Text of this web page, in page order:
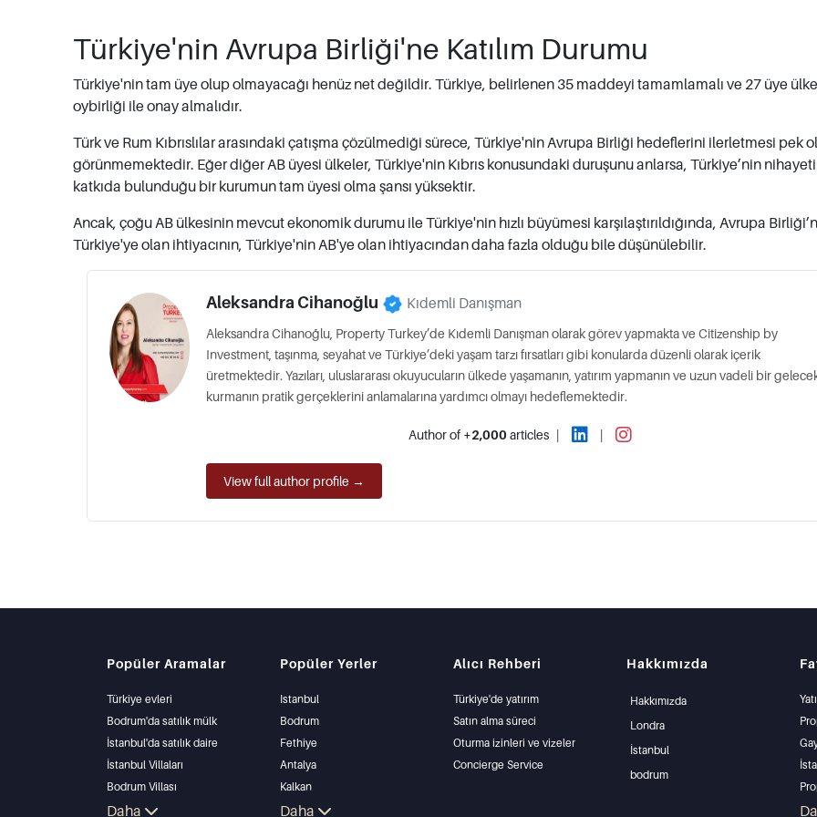
Türkiye'nin Avrupa Birliği'ne Katılım Durumu
Türkiye'nin tam üye olup olmayacağı henüz net değildir. Türkiye, belirlenen 35 maddeyi tamamlamalı ve 27 üye
oybirliği ile onay almalıdır.
Türk ve Rum Kıbrıslılar arasındaki çatışma çözülmediği sürece, Türkiye'nin Avrupa Birliği hedeflerini ilerletmesi pek
görünmemektedir. Eğer diğer AB üyesi ülkeler, Türkiye'nin Kıbrıs konusundaki duruşunu anlarsa, Türkiye’nin
katkıda bulunduğu bir kurumun tam üyesi olma şansı yüksektir.
Ancak, çoğu AB ülkesinin mevcut ekonomik durumu ile Türkiye'nin hızlı büyümesi karşılaştırıldığında, Avrupa
Türkiye'ye olan ihtiyacının, Türkiye'nin AB'ye olan ihtiyacından daha fazla olduğu bile düşünülebilir.
Aleksandra Cihanoğlu Kıdemli Danışman
Aleksandra Cihanoğlu, Property Turkey’de Kıdemli Danışman olarak görev yapmakta ve Citizenship by
Investment, taşınma, seyahat ve Türkiye’deki yaşam tarzı fırsatları gibi konularda düzenli olarak içerik
üretmektedir. Yazıları, uluslararası okuyucuların ülkede yaşamanın, yatırım yapmanın ve uzun vadeli bir
kurmanın pratik gerçeklerini anlamalarına yardımcı olmayı hedeflemektedir.
Author of +2,000 articles | |
View full author profile →
Popüler Aramalar
Türkiye evleri
Bodrum'da satılık mülk
İstanbul'da satılık daire
İstanbul Villaları
Bodrum Villası
Antalya'da satılık daire
Daha
Popüler Yerler
Istanbul
Bodrum
Fethiye
Antalya
Kalkan
Alanya
Daha
Alıcı Rehberi
Türkiye'de yatırım
Satın alma süreci
Oturma izinleri ve vizeler
Concierge Service
Hakkımızda
Hakkımızda
Londra
İstanbul
bodrum